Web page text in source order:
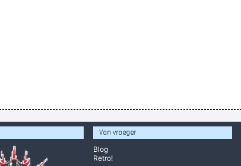
Van vroeger
Blog
Retro!